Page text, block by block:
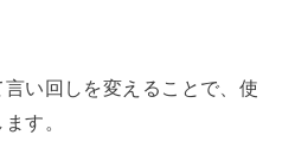
い回しを変えることで、使
す。